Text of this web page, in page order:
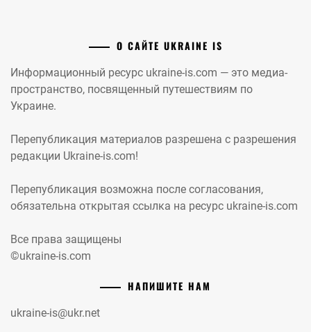
О САЙТЕ UKRAINE IS
Информационный ресурс ukraine-is.com — это медиа-
пространство, посвященный путешествиям по
Украине.
Перепубликация материалов разрешена с разрешения
редакции Ukraine-is.com!
Перепубликация возможна после согласования,
обязательна открытая ссылка на ресурс ukraine-is.com
Все права защищены
©ukraine-is.com
НАПИШИТЕ НАМ
ukraine-is@ukr.net